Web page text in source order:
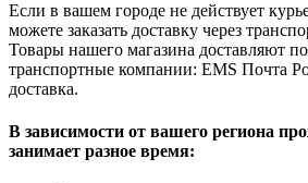
Если в вашем городе не действует
можете заказать доставку через
Товары нашего магазина доставляют
транспортные компании: EMS Почта
доставка.
В зависимости от вашего региона
занимает разное время: